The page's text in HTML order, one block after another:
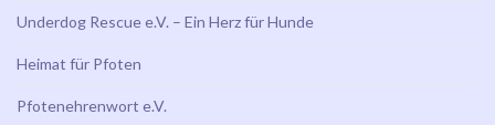
Underdog Rescue e.V. – Ein Herz für Hunde
Heimat für Pfoten
Pfotenehrenwort e.V.